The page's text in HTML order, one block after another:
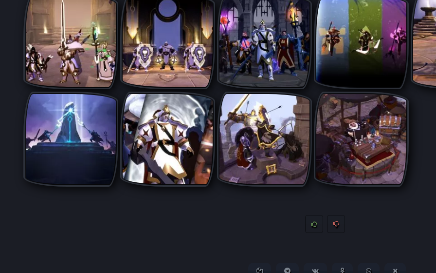
Копировать ссылкуПоделиться в Telegram
Поделиться ВКонтакте
Поделиться вПоделиться в